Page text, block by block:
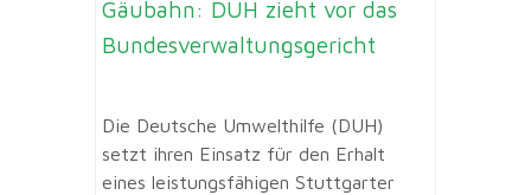
Gäubahn: DUH zieht vor das
Bundesverwaltungsgericht
Die Deutsche Umwelthilfe (DUH)
setzt ihren Einsatz für den Erhalt
eines leistungsfähigen Stuttgarter